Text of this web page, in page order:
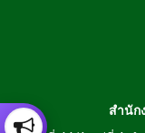
สำนัก